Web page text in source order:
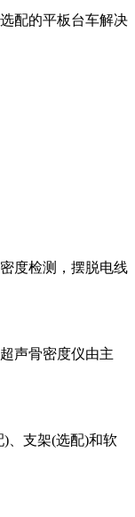
配的平板台车解决
度检测，摆脱电线
声骨密度仪由主
、支架(选配)和软